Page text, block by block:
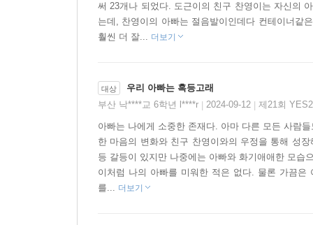
써 23개나 되었다. 도근이의 친구 찬영이는 자신의
는데, 찬영이의 아빠는 절음발이인데다 컨테이너같
훨씬 더 잘... 더보기
대상
우리 아빠는 혹등고래
부산 낙****교 6학년 l****r
2024-09-12 제21회
아빠는 나에게 소중한 존재다. 아마 다른 모든 사람
한 마음의 변화와 친구 찬영이와의 우정을 통해 성
등 갈등이 있지만 나중에는 아빠와 화기애애한 모
이처럼 나의 아빠를 미워한 적은 없다. 물론 가끔
를... 더보기